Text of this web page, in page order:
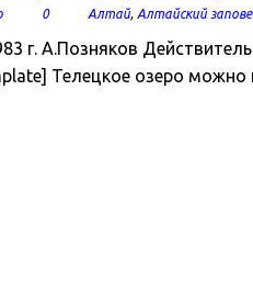
0 Алтай, Алтайский
г. А.Позняков
Телецкое озеро